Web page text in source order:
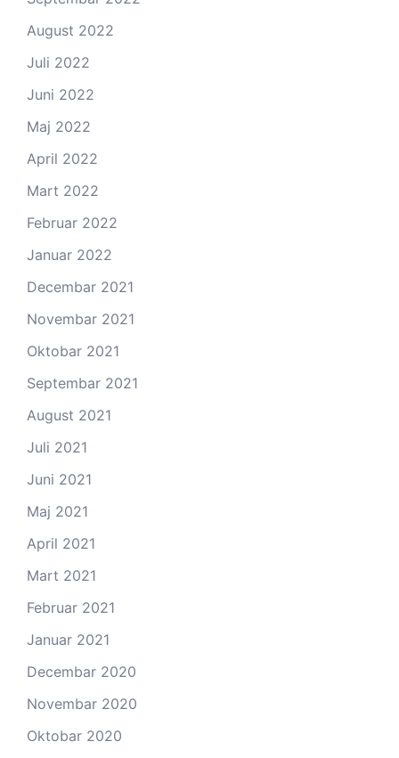
August 2022
Juli 2022
Juni 2022
Maj 2022
April 2022
Mart 2022
Februar 2022
Januar 2022
Decembar 2021
Novembar 2021
Oktobar 2021
Septembar 2021
August 2021
Juli 2021
Juni 2021
Maj 2021
April 2021
Mart 2021
Februar 2021
Januar 2021
Decembar 2020
Novembar 2020
Oktobar 2020